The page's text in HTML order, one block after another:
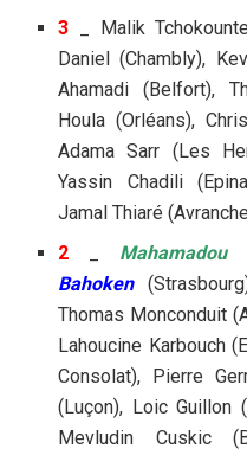
3
_ Malik
Daniel (Chambly),
Ahamadi (Belfort),
Houla (Orléans),
Adama Sarr (Les
Yassin Chadili
Jamal Thiaré
2
Mahamadou
Bahoken
Thomas Monconduit
Lahoucine Karbouch
Consolat), Pierre
(Luçon), Loic Guillon
Mevludin Cuskic